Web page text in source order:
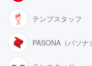
テンプスタッフ
PASONA（パソナ）